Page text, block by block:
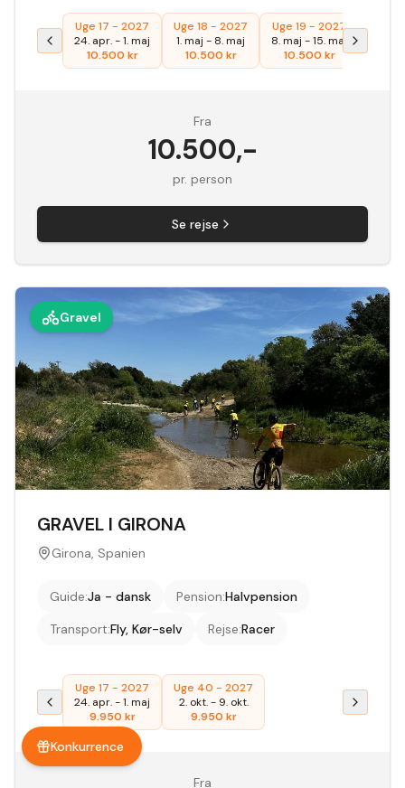
Uge 17 - 2027
24. apr.-1. maj
10.500 kr
Uge 18 - 2027
1. maj - 8. maj
10.500 kr
Uge 19 - 2027
8. maj -15. maj
10.500 kr
Fra
10.500,-
pr. person
Se rejse
Gravel
GRAVEL I GIRONA
Girona, Spanien
Guide:Ja - dansk Pension:Halvpension
Transport:Fly, Kør-selv Rejse:Racer
Uge 17 - 2027
24. apr.-1. maj
9.950 kr
Uge 40 - 2027
2. okt.- 9. okt.
9.950 kr
Fra
Konkurrence